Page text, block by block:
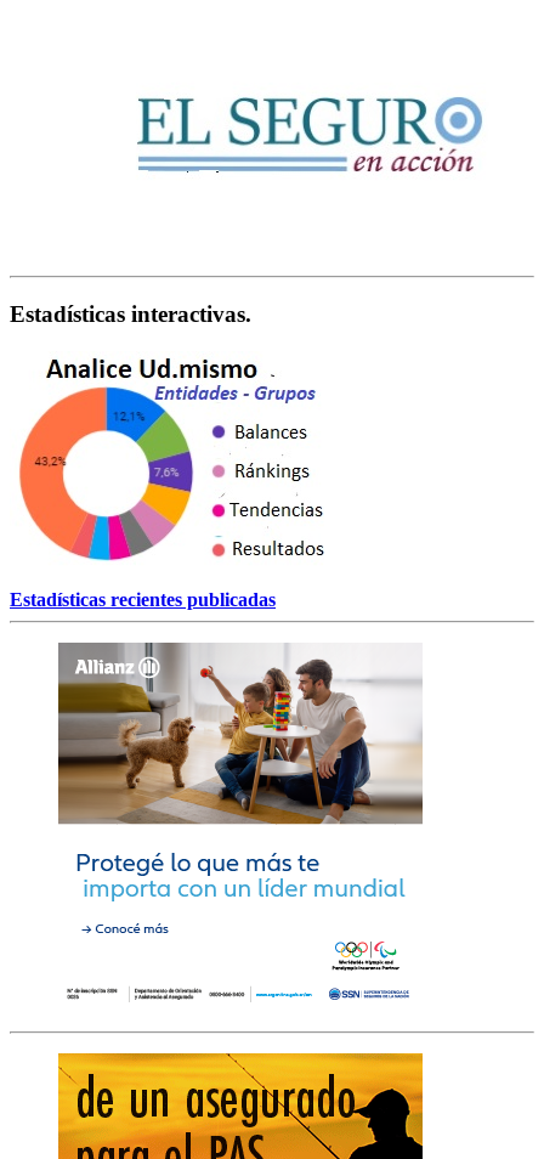
Estadísticas interactivas.
Estadísticas recientes publicadas